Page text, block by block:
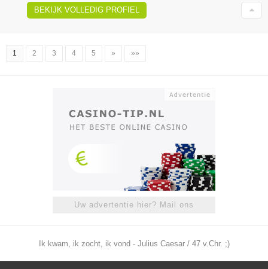
BEKIJK VOLLEDIG PROFIEL
1 2 3 4 5 » »»
Uw advertentie hier? Mail ons
Ik kwam, ik zocht, ik vond - Julius Caesar / 47 v.Chr. ;)